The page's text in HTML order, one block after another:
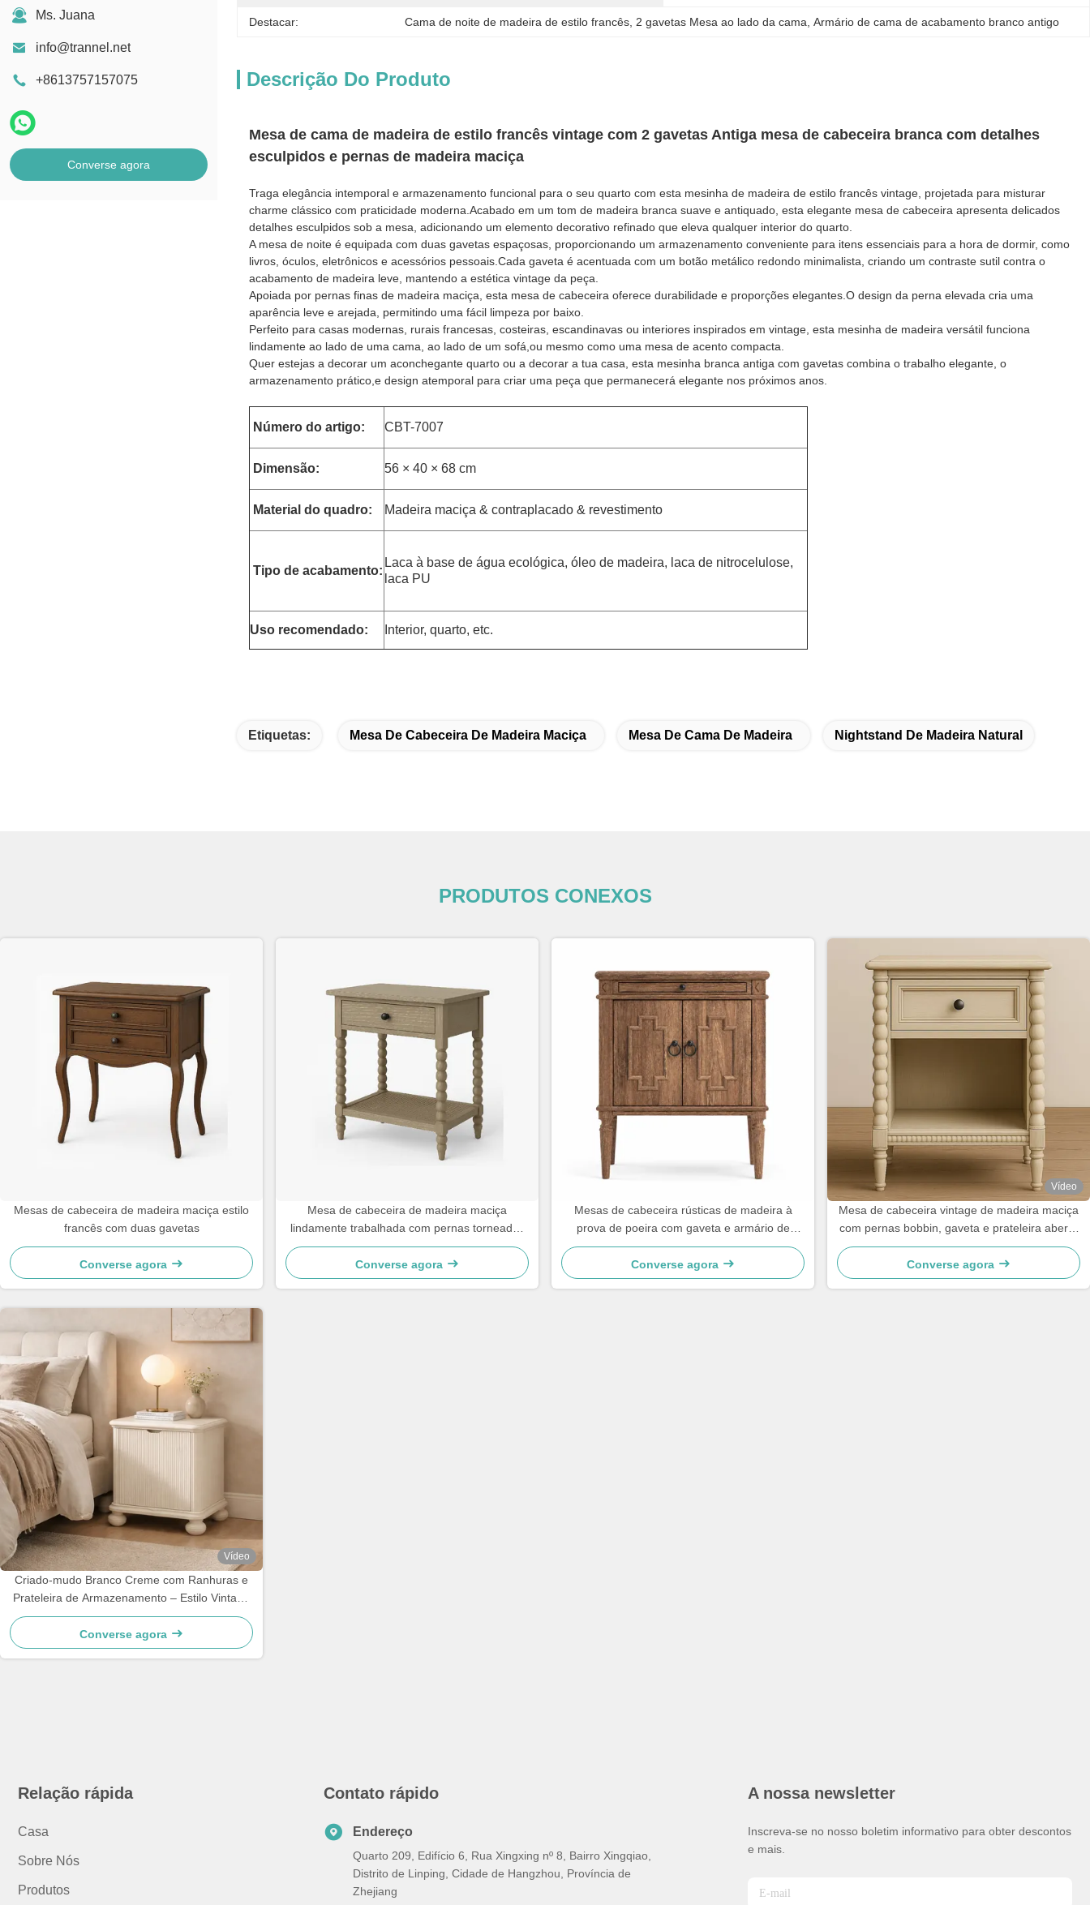
Ms. Juana
info@trannel.net
+8613757157075
Converse agora
Destacar: Cama de noite de madeira de estilo francês 2 gavetas Mesa ao lado da cama Armário de cama de acabamento branco antigo
Descrição Do Produto
Mesa de cama de madeira de estilo francês vintage com 2 gavetas Antiga mesa de cabeceira branca com detalhes
esculpidos e pernas de madeira maciça
Traga elegância intemporal e armazenamento funcional para o seu quarto com esta mesinha de madeira de estilo francês vintage, projetada para misturar
charme clássico com praticidade moderna.Acabado em um tom de madeira branca suave e antiquado, esta elegante mesa de cabeceira apresenta delicados
detalhes esculpidos sob a mesa, adicionando um elemento decorativo refinado que eleva qualquer interior do quarto.
A mesa de noite é equipada com duas gavetas espaçosas, proporcionando um armazenamento conveniente para itens essenciais para a hora de dormir, como
livros, óculos, eletrônicos e acessórios pessoais.Cada gaveta é acentuada com um botão metálico redondo minimalista, criando um contraste sutil contra o
acabamento de madeira leve, mantendo a estética vintage da peça.
Apoiada por pernas finas de madeira maciça, esta mesa de cabeceira oferece durabilidade e proporções elegantes.O design da perna elevada cria uma
aparência leve e arejada, permitindo uma fácil limpeza por baixo.
Perfeito para casas modernas, rurais francesas, costeiras, escandinavas ou interiores inspirados em vintage, esta mesinha de madeira versátil funciona
lindamente ao lado de uma cama, ao lado de um sofá,ou mesmo como uma mesa de acento compacta.
Quer estejas a decorar um aconchegante quarto ou a decorar a tua casa, esta mesinha branca antiga com gavetas combina o trabalho elegante, o
armazenamento prático,e design atemporal para criar uma peça que permanecerá elegante nos próximos anos.
Número do artigo: CBT-7007
Dimensão: 56 × 40 × 68 cm
Material do quadro: Madeira maciça & contraplacado & revestimento
Tipo de acabamento:
Laca à base de água ecológica, óleo de madeira, laca de nitrocelulose,
laca PU
Uso recomendado: Interior, quarto, etc.
Etiquetas: Mesa De Cabeceira De Madeira Maciça Mesa De Cama De Madeira Nightstand De Madeira Natural
PRODUTOS CONEXOS
Mesas de cabeceira de madeira maciça estilo
francês com duas gavetas
Converse agora
Mesa de cabeceira de madeira maciça
lindamente trabalhada com pernas torneadas
e gaveta de armazenamento
Converse agora
Mesas de cabeceira rústicas de madeira à
prova de poeira com gaveta e armário de
armazenamento 62×48×66cm
Converse agora
Vídeo
Mesa de cabeceira vintage de madeira maciça
com pernas bobbin, gaveta e prateleira aberta
50×40×65 cm
Converse agora
Vídeo
Criado-mudo Branco Creme com Ranhuras e
Prateleira de Armazenamento – Estilo Vintage
Madeira Maciça & Contraplacado & Folheado
Mesa de Cabeceira 52×42×61 cm
Converse agora
Relação rápida
Casa
Sobre Nós
Produtos
Contato rápido
Endereço
Quarto 209, Edifício 6, Rua Xingxing nº 8, Bairro Xingqiao,
Distrito de Linping, Cidade de Hangzhou, Província de
Zhejiang
A nossa newsletter
Inscreva-se no nosso boletim informativo para obter descontos
e mais.